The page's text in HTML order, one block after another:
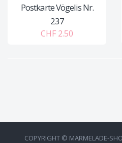
Postkarte Vögelis Nr.
237
CHF 2.50
COPYRIGHT © MARMELADE-